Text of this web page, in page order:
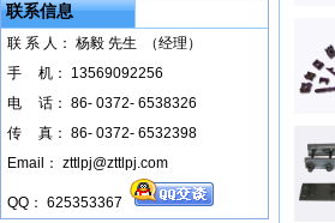
联系信息
联 系 人： 杨毅 先生 （经理）
手
机： 13569092256
电
话： 86- 0372- 6538326
传
真： 86- 0372- 6532398
Email： zttlpj@zttlpj.com
QQ： 625353367